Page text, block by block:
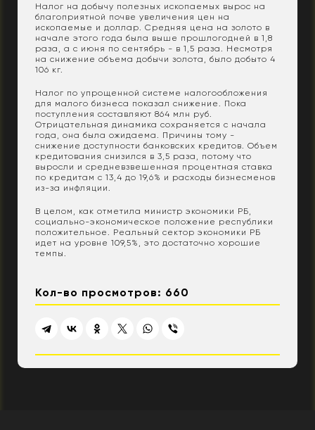
Налог на добычу полезных ископаемых вырос на
благоприятной почве увеличения цен на
ископаемые и доллар. Средняя цена на золото в
начале этого года была выше прошлогодней в 1,8
раза, а с июня по сентябрь - в 1,5 раза. Несмотря
на снижение объема добычи золота, было добыто 4
106 кг.
Налог по упрощенной системе налогообложения
для малого бизнеса показал снижение. Пока
поступления составляют 864 млн руб.
Отрицательная динамика сохраняется с начала
года, она была ожидаема. Причины тому -
снижение доступности банковских кредитов. Объем
кредитования снизился в 3,5 раза, потому что
выросли и средневзвешенная процентная ставка
по кредитам с 13,4 до 19,6% и расходы бизнесменов
из-за инфляции.
В целом, как отметила министр экономики РБ,
социально-экономическое положение республики
положительное. Реальный сектор экономики РБ
идет на уровне 109,5%, это достаточно хорошие
темпы.
Кол-во просмотров: 660